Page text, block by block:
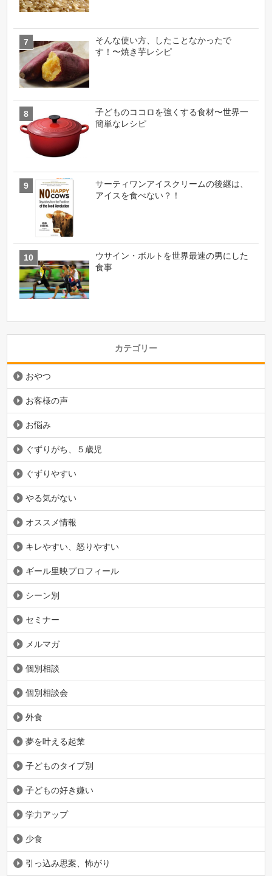
そんな使い方、したことなかったで
す！〜焼き芋レシピ
子どものココロを強くする食材〜世界一
簡単なレシピ
サーティワンアイスクリームの後継は、
アイスを食べない？！
ウサイン・ボルトを世界最速の男にした
食事
カテゴリー
おやつ
お客様の声
お悩み
ぐずりがち、５歳児
ぐずりやすい
やる気がない
オススメ情報
キレやすい、怒りやすい
ギール里映プロフィール
シーン別
セミナー
メルマガ
個別相談
個別相談会
外食
夢を叶える起業
子どものタイプ別
子どもの好き嫌い
学力アップ
少食
引っ込み思案、怖がり